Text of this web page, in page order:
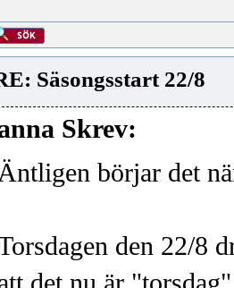
Säsongsstart 22/8
Skrev:
Äntligen börjar det
den 22/8